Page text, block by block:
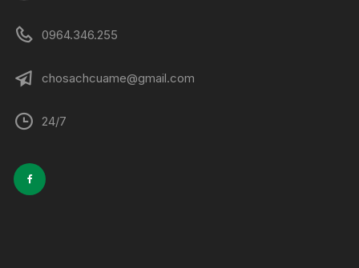
0964.346.255
chosachcuame@gmail.com
24/7